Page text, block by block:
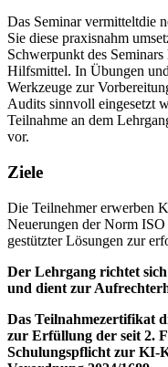
Das Seminar vermitteltdie
Sie diese praxisnahm
Schwerpunkt des
Hilfsmittel. In Übungen
Werkzeuge zur
Audits sinnvoll eingesetzt
Teilnahme an dem
vor.
Ziele
Die Teilnehmer erwerben
Neuerungen der Norm
gestützter Lösungen zur
Der Lehrgang richtet
und dient zur
Das Teilnahmezertifikat
zur Erfüllung der seit 2.
Schulungspflicht zur KI-